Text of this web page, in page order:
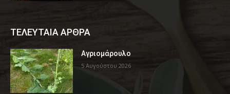
ΤΕΛΕΥΤΑΙΑ ΑΡΘΡΑ
Αγριομάρουλο
5 Αυγούστου 2026